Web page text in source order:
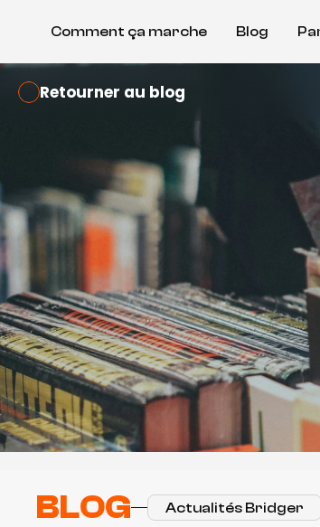
Comment ça marche Blog
Retourner au blog
BLOG Actualités Bridger